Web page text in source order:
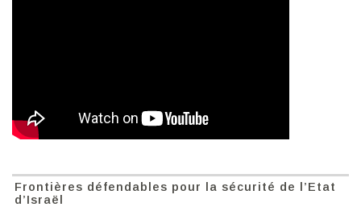
Frontières défendables pour la sécurité de l’Etat
d’Israël